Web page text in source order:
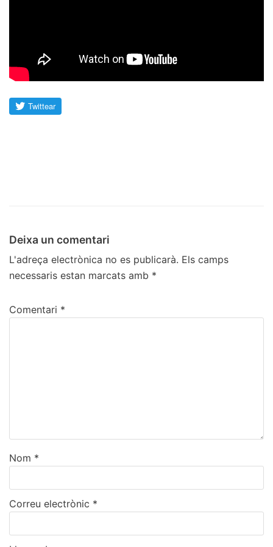
Deixa un comentari
L'adreça electrònica no es publicarà. Els camps
necessaris estan marcats amb *
Comentari *
Nom *
Correu electrònic *